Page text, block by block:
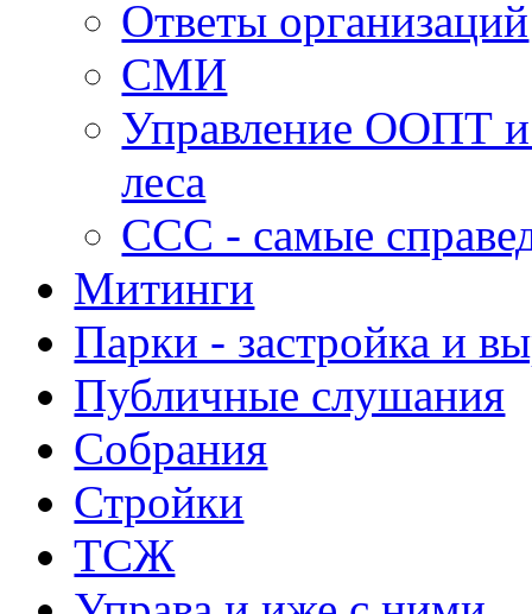
Ответы организаций
СМИ
Управление ООПТ и
леса
ССС - самые
Митинги
Парки - застройка и
Публичные слушания
Собрания
Стройки
ТСЖ